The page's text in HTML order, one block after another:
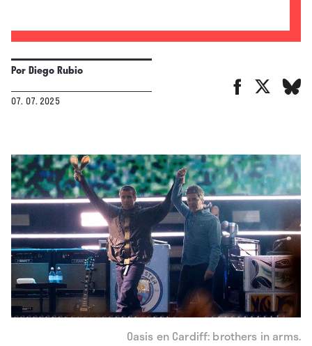
PorDiego Rubio
07. 07. 2025
Oasis en Cardiff: brothers in arms.